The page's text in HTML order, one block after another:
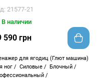
21577-21
В наличии
590 грн
для ягодиц (Глют машина)
ног / Силовые / Блочный /
/